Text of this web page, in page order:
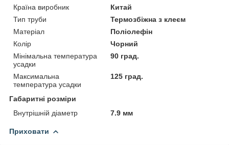
Країна виробник
Китай
Тип труби
Термозбіжна з клеєм
Матеріал
Поліолефін
Колір
Чорний
Мінімальна температура
усадки
90 град.
Максимальна
температура усадки
125 град.
Габаритні розміри
Внутрішній діаметр
7.9 мм
Приховати